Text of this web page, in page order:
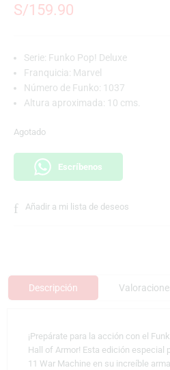
S/159.90
Serie: Funko Pop! Deluxe
Franquicia: Marvel
Número de Funko: 1037
Altura aproximada: 10 cms.
Agotado
Escríbenos
Añadir a mi lista de deseos
Descripción
¡Prepárate para la acción con el
Hall of Armor! Esta edición especial
11 War Machine en su increíble